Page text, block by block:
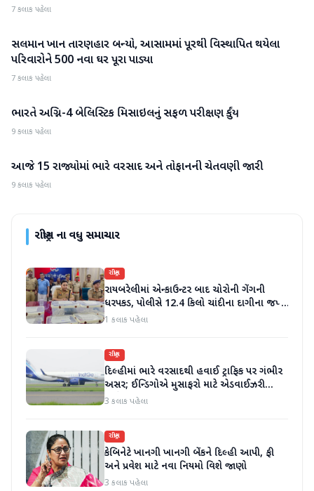
7 કલાક પહેલા
રાષ્ટ્રીય
સલમાન ખાન તારણહાર બન્યો, આસામમાં પૂરથી વિસ્થાપિત થયેલા
પરિવારોને 500 નવા ઘર પૂરા પાડ્યા
7 કલાક પહેલા
રાષ્ટ્રીય
ભારતે અગ્નિ-4 બેલિસ્ટિક મિસાઇલનું સફળ પરીક્ષણ કર્યું
9 કલાક પહેલા
રાષ્ટ્રીય
આજે 15 રાજ્યોમાં ભારે વરસાદ અને તોફાનની ચેતવણી જારી
9 કલાક પહેલા
રાષ્ટ્રીયના વધુ સમાચાર
રાષ્ટ્રીય
રાયબરેલીમાં એન્કાઉન્ટર બાદ ચોરોની ગેંગની
ધરપકડ, પોલીસે 12.4 કિલો ચાંદીના દાગીના જપ્ત
કર્યા
1 કલાક પહેલા
રાષ્ટ્રીય
દિલ્હીમાં ભારે વરસાદથી હવાઈ ટ્રાફિક પર ગંભીર
અસર; ઈન્ડિગોએ મુસાફરો માટે એડવાઈઝરી
જાહેર કરી
3 કલાક પહેલા
રાષ્ટ્રીય
કેબિનેટે ખાનગી ખાનગી બેંકને દિલ્હી આપી, ફી
અને પ્રવેશ માટે નવા નિયમો વિશે જાણો
3 કલાક પહેલા